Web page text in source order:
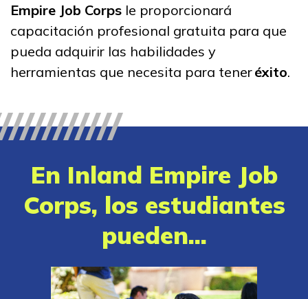
Administración de oficina
Artes culinarias
Asistente médico
Ver más ...
Aprender más
Estudiantes
Padres/Influenciadores
Empleadores
Empire Job Corps le proporcionará
capacitación profesional gratuita para que
pueda adquirir las habilidades y
herramientas que necesita para teneréxito.
En Inland Empire Job
Corps, los estudiantes
pueden...